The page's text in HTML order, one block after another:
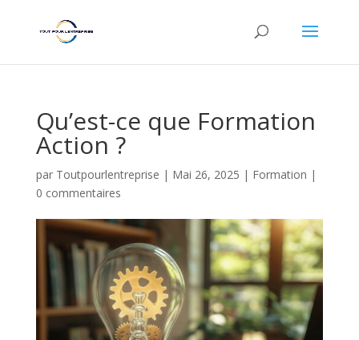
Qu’est-ce que Formation
Action ?
par Toutpourlentreprise | Mai 26, 2025 | Formation |
0 commentaires